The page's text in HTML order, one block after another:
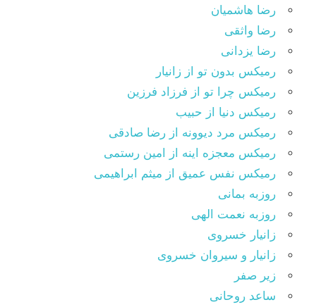
رضا هاشمیان
رضا واثقی
رضا یزدانی
رمیکس بدون تو از زانیار
رمیکس چرا تو از فرزاد فرزین
رمیکس دنیا از حبیب
رمیکس مرد دیوونه از رضا صادقی
رمیکس معجزه اینه از امین رستمی
رمیکس نفس عمیق از میثم ابراهیمی
روزبه بمانی
روزبه نعمت الهی
زانیار خسروی
زانیار و سیروان خسروی
زیر صفر
ساعد روحانی